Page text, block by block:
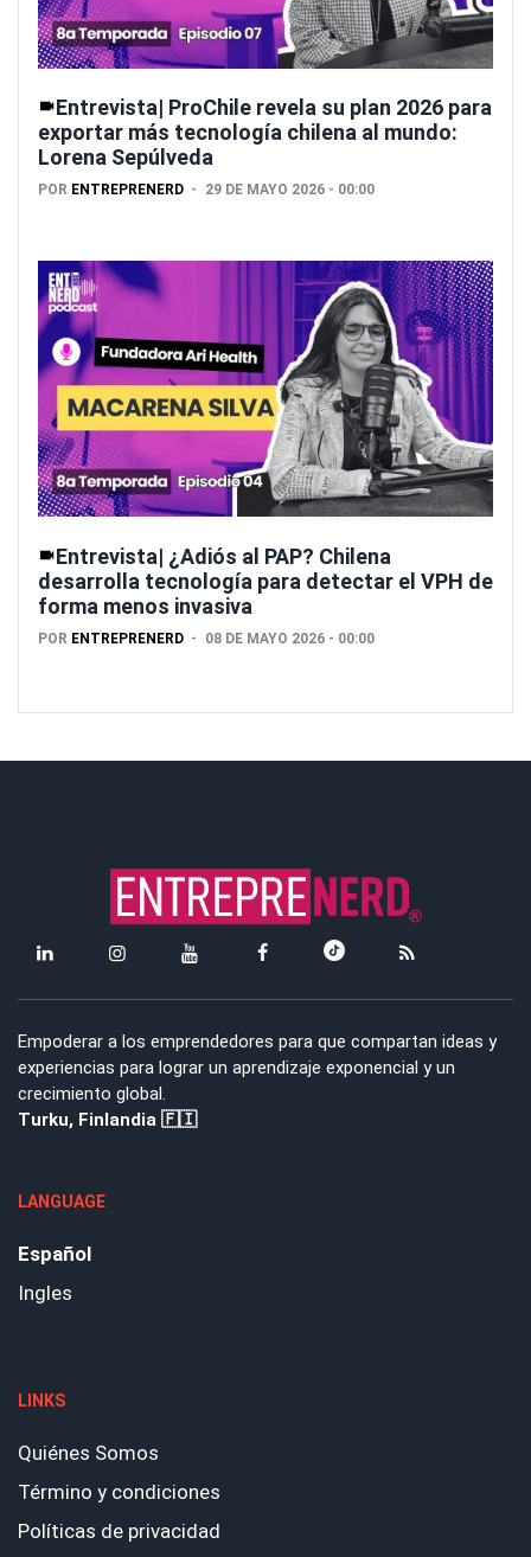
Entrevista| ProChile revela su plan 2026 para
exportar más tecnología chilena al mundo:
Lorena Sepúlveda
POR ENTREPRENERD 29 DE MAYO 2026 - 00:00
Entrevista| ¿Adiós al PAP? Chilena
desarrolla tecnología para detectar el VPH de
forma menos invasiva
POR ENTREPRENERD 08 DE MAYO 2026 - 00:00
Empoderar a los emprendedores para que compartan ideas y
experiencias para lograr un aprendizaje exponencial y un
crecimiento global.
Turku, Finlandia 🇫🇮
LANGUAGE
Español
Ingles
LINKS
Quiénes Somos
Término y condiciones
Políticas de privacidad